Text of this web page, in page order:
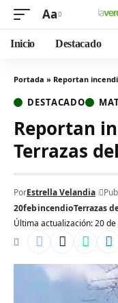
Aa
Inicio Destacado
Portada » Reportan
DESTACADO
Reportan
Terrazas
Última actualización: 20
PorEstrella Velandia
20febincendioTerrazas